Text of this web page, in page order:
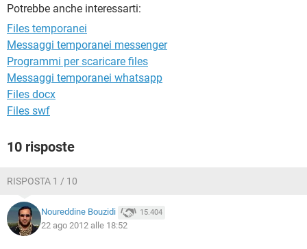
Potrebbe anche interessarti:
Files temporanei
Messaggi temporanei messenger
Programmi per scaricare files
Messaggi temporanei whatsapp
Files docx
Files swf
10 risposte
RISPOSTA 1 / 10
Noureddine Bouzidi 15.404
22 ago 2012 alle 18:52